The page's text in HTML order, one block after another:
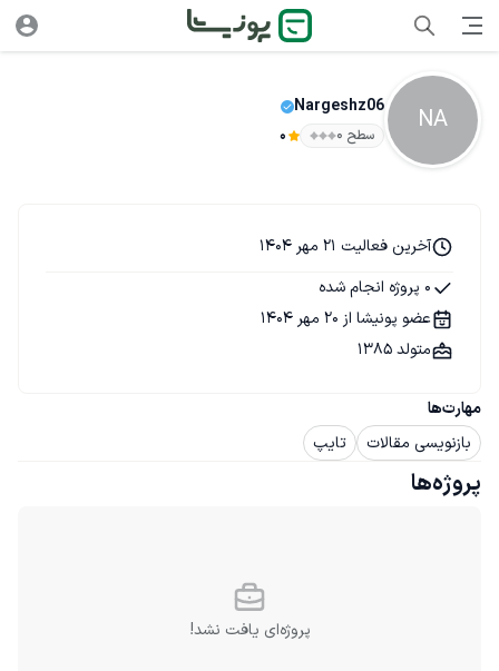
NA
Nargeshz06
سطح ۰ 0
مهارت‌ها
بازنویسی مقالات
تایپ
آخرین فعالیت 21 مهر 1404
0 پروژه انجام شده
عضو پونیشا از 20 مهر 1404
متولد 1385
پروژه‌ها
پروژه‌ای یافت نشد!